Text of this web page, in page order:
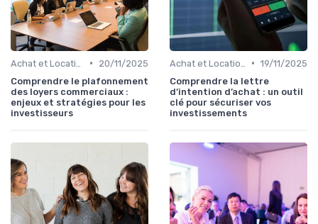
•
20/11/2025
Comprendre le plafonnement
des loyers commerciaux :
enjeux et stratégies pour les
investisseurs
• 19/11/2025
Comprendre la lettre
d’intention d’achat : un outil
clé pour sécuriser vos
investissements